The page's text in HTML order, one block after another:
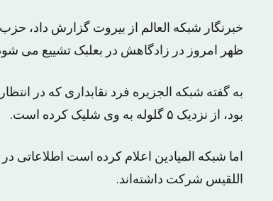
خبرنگار شبکه العالم از بیروت گزارش داد،
ظهر امروز در زادگاهش در بعلبک تشییع می
به گفته شبکه الجزیره فرد نقابداری که در
بود، از نزدیک ۵ گلوله به وی شلیک کرده است.
اللقیس شرکت داشته‌اند.